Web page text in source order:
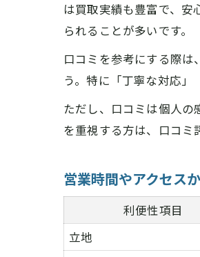
は買取実績も豊富で、
られることが多いです。
口コミを参考にする際は
う。特に「丁寧な対応」
ただし、口コミは個人の
を重視する方は、口コミ
営業時間やアクセス
利便性項目
立地